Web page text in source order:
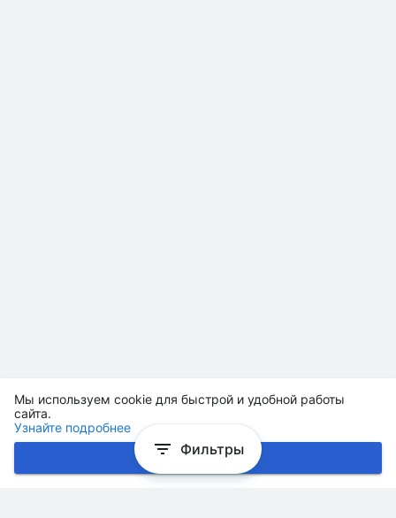
Мы используем cookie для быстрой и удобной работы
сайта.
Узнайте подробнее
Хорошо
Фильтры